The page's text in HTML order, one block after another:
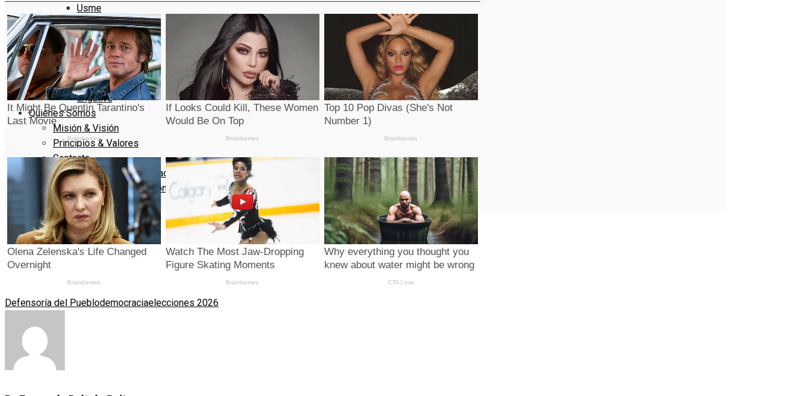
Usme
Localidad 6 – 10
Tunjuelito
Bosa
Kennedy
Fontibón
Engativa
Quienes Somos
Misión & Visión
Principios & Valores
Contacto
Política de Privacidad
Términos y Condiciones
Denuncie
Defensoría del Pueblodemocraciaelecciones 2026